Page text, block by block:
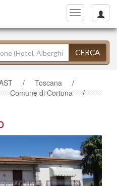
Toggle
navigation
CERCA
/ Toscana
/
Comune di Cortona
/